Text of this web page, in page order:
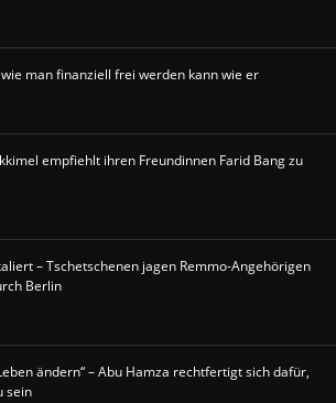
man finanziell frei werden kann wie er
empfiehlt ihren Freundinnen Farid Bang zu
– Tschetschenen jagen Remmo-Angehörigen
Berlin
ändern“ – Abu Hamza rechtfertigt sich dafür,
sein